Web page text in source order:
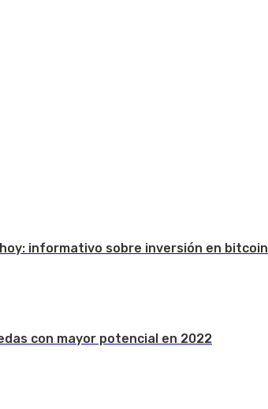
informativo sobre inversión en bitcoin
con mayor potencial en 2022